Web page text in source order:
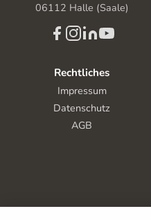
06112 Halle (Saale)
Rechtliches
Impressum
Datenschutz
AGB